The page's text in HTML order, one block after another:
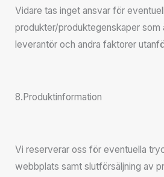
Vidare tas inget ansvar för
produkter/produktegenskaper som
leverantör och andra faktorer
8.Produktinformation
Vi reserverar oss för eventuella
webbplats samt slutförsäljning av